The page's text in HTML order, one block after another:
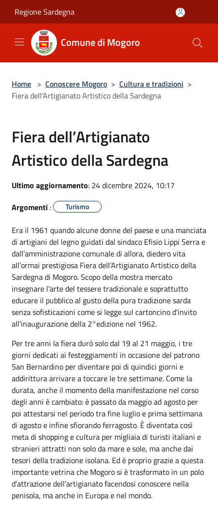
Regione Sardegna
Comune di Mogoro
Home > Conoscere Mogoro > Cultura e tradizioni >
Fiera dell’Artigianato Artistico della Sardegna
Fiera dell’Artigianato
Artistico della Sardegna
Ultimo aggiornamento: 24 dicembre 2024, 10:17
Argomenti : Turismo
Era il 1961 quando alcune donne del paese e una manciata
di artigiani del legno guidati dal sindaco Efisio Lippi Serra e
dall’amministrazione comunale di allora, diedero vita
all’ormai prestigiosa Fiera dell’Artigianato Artistico della
Sardegna di Mogoro. Scopo della mostra mercato
insegnare l’arte del tessere tradizionale e soprattutto
educare il pubblico al gusto della pura tradizione sarda
senza sofisticazioni come si legge sul cartoncino d’invito
all’inaugurazione della 2°edizione nel 1962.
Per tre anni la fiera durò solo dal 19 al 21 maggio, i tre
giorni dedicati ai festeggiamenti in occasione del patrono
San Bernardino per diventare poi di quindici giorni e
addirittura arrivare a toccare le tre settimane. Come la
durata, anche il momento della manifestazione nel corso
degli anni è cambiato: è passato da maggio ad agosto per
poi attestarsi nel periodo tra fine luglio e prima settimana
di agosto e infine sfiorando ferragosto. È diventata così
meta di shopping e cultura per migliaia di turisti italiani e
stranieri attratti non solo da mare e sole, ma anche dai
tesori della tradizione isolana. Ed è proprio grazie a questa
importante vetrina che Mogoro si è trasformato in un polo
d’attrazione dell’artigianato facendosi conoscere nella
penisola, ma anche in Europa e nel mondo.